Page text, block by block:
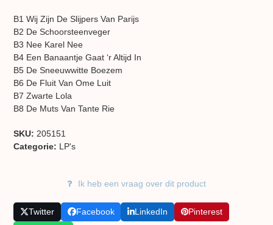
B1 Wij Zijn De Slijpers Van Parijs
B2 De Schoorsteenveger
B3 Nee Karel Nee
B4 Een Banaantje Gaat ‘r Altijd In
B5 De Sneeuwwitte Boezem
B6 De Fluit Van Ome Luit
B7 Zwarte Lola
B8 De Muts Van Tante Rie
SKU: 205151
Categorie: LP's
Ik heb een vraag over dit product
Twitter Facebook LinkedIn
Pinterest